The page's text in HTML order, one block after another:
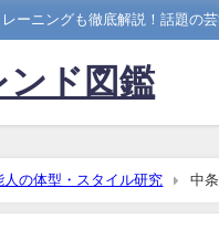
ーニングも徹底解説！話題の
ンド図鑑
人の体型・スタイル研究 中